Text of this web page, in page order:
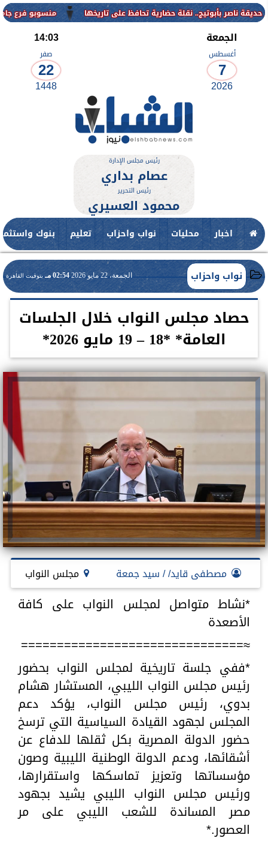
منسوبو فرع جامعة الأزهر للوجه
الجمعة
أغسطس
7
2026
14:03
صفر
22
1448
رئيس مجلس الإدارة
عصام بداري
رئيس التحرير
محمود العسيري
اخبار محليات نواب واحزاب تعليم بنوك
نواب واحزاب الجمعة، 22 مايو 2026 02:54 مـ بتوقيت القاهرة
حصاد مجلس النواب خلال الجلسات
العامة* *18 – 19 مايو 2026*
مصطفى قايد/ / سيد جمعة مجلس النواب
*نشاط متواصل لمجلس النواب على كافة
الأصعدة
≈===============================
*ففي جلسة تاريخية لمجلس النواب بحضور
رئيس مجلس النواب الليبي، المستشار هشام
بدوي، رئيس مجلس النواب، يؤكد دعم
المجلس لجهود القيادة السياسية التي ترسخ
حضور الدولة المصرية بكل ثقلها للدفاع عن
أشقائها، ودعم الدولة الوطنية الليبية وصون
مؤسساتها وتعزيز تماسكها واستقرارها،
ورئيس مجلس النواب الليبي يشيد بجهود
مصر المساندة للشعب الليبي على مر
العصور.*